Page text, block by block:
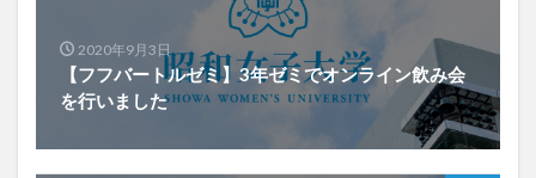
2020年9月3日
【フフバートルゼミ】3年ゼミでオンライン飲み会
を行いました